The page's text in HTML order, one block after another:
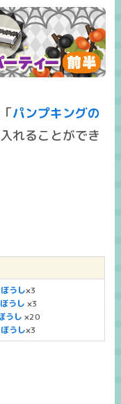
パンプキングの
れることができ
うし×3
うし ×3
うし ×20
うし×3